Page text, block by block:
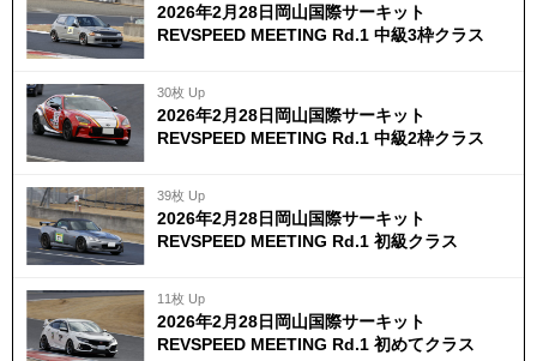
2026年2月28日岡山国際サーキット
REVSPEED MEETING Rd.1 中級3枠クラス
30枚 Up
2026年2月28日岡山国際サーキット
REVSPEED MEETING Rd.1 中級2枠クラス
39枚 Up
2026年2月28日岡山国際サーキット
REVSPEED MEETING Rd.1 初級クラス
11枚 Up
2026年2月28日岡山国際サーキット
REVSPEED MEETING Rd.1 初めてクラス